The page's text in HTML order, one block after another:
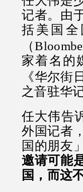
记者。由
括美国
（
家着名的
《华尔街
之音驻华
任大伟告
外国记者
国的朋友
邀请可能
国，而这